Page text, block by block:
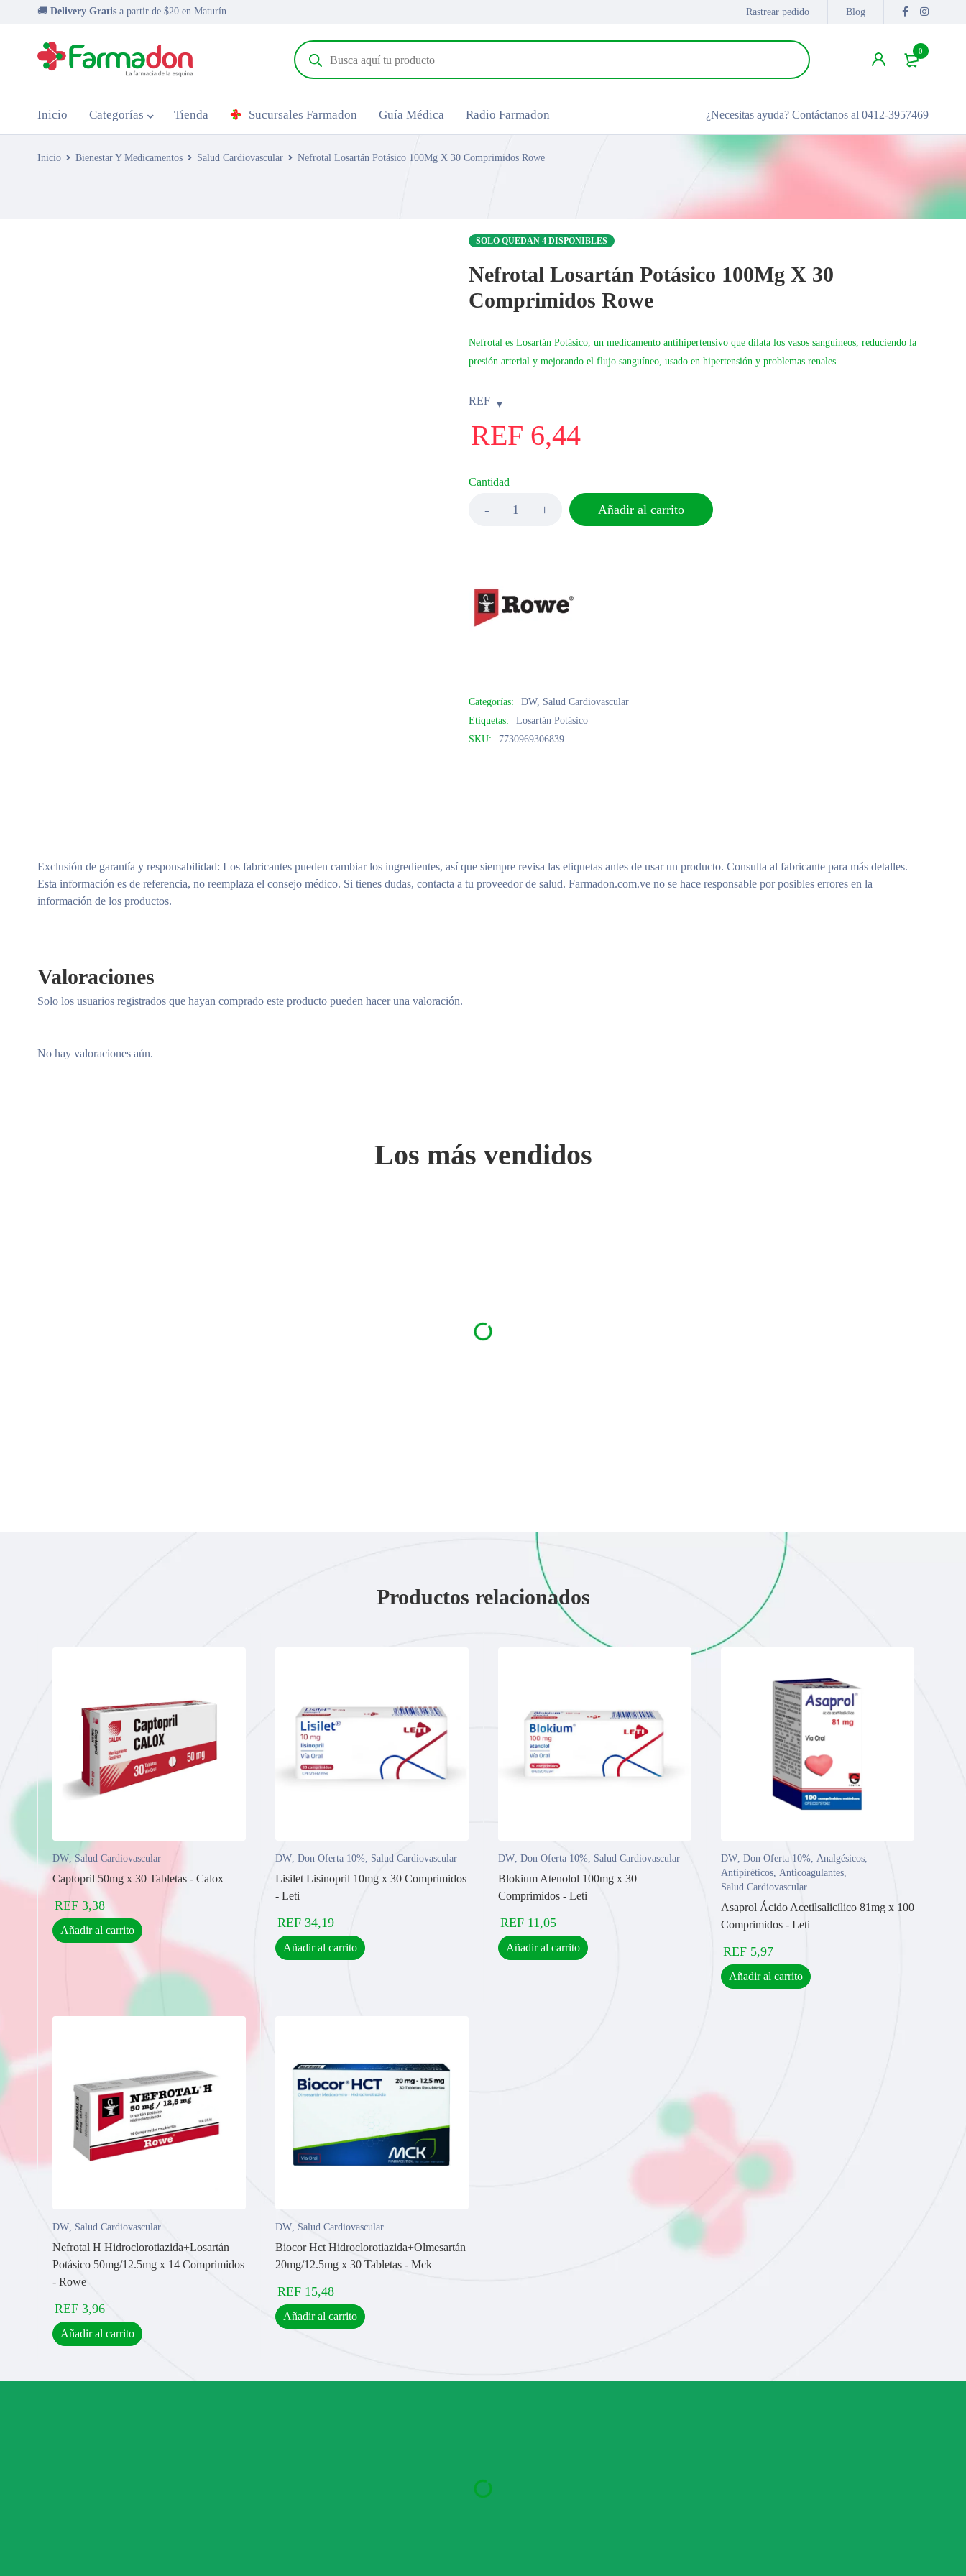
🚚 Delivery Gratis a partir de $20 en Maturín Rastrear pedido Blog
0
Inicio Categorías Tienda Sucursales Farmadon Guía Médica Radio Farmadon ¿Necesitas ayuda? Contáctanos al 0412-3957469
Inicio Bienestar Y Medicamentos Salud Cardiovascular Nefrotal Losartán Potásico 100Mg X 30 Comprimidos Rowe
SOLO QUEDAN 4 DISPONIBLES
Nefrotal Losartán Potásico 100Mg X 30
Comprimidos Rowe
Nefrotal es Losartán Potásico, un medicamento antihipertensivo que dilata los vasos sanguíneos, reduciendo la
presión arterial y mejorando el flujo sanguíneo, usado en hipertensión y problemas renales.
REF
REF 6,44
Cantidad
Añadir al carrito
Categorías: DW, Salud Cardiovascular
Etiquetas:
Losartán Potásico
SKU:
7730969306839
Exclusión de garantía y responsabilidad: Los fabricantes pueden cambiar los ingredientes, así que siempre revisa las etiquetas antes de usar un producto. Consulta al fabricante para más detalles.
Esta información es de referencia, no reemplaza el consejo médico. Si tienes dudas, contacta a tu proveedor de salud. Farmadon.com.ve no se hace responsable por posibles errores en la
información de los productos.
Valoraciones
No hay valoraciones aún.
Solo los usuarios registrados que hayan comprado este producto pueden hacer una valoración.
Los más vendidos
Productos relacionados
DW,Salud Cardiovascular
Captopril 50mg x 30 Tabletas - Calox
REF 3,38
Añadir al carrito
DW, Don Oferta 10%, Salud Cardiovascular
Lisilet Lisinopril 10mg x 30 Comprimidos
- Leti
REF 34,19
Añadir al carrito
DW, Don Oferta 10%, Salud Cardiovascular
Blokium Atenolol 100mg x 30
Comprimidos - Leti
REF 11,05
Añadir al carrito
DW, Don Oferta 10%, Analgésicos,
Antipiréticos, Anticoagulantes,
Salud Cardiovascular
Asaprol Ácido Acetilsalicílico 81mg x 100
Comprimidos - Leti
REF 5,97
Añadir al carrito
DW, Salud Cardiovascular
Nefrotal H Hidroclorotiazida+Losartán
Potásico 50mg/12.5mg x 14 Comprimidos
- Rowe
REF 3,96
Añadir al carrito
DW, Salud Cardiovascular
Biocor Hct Hidroclorotiazida+Olmesartán
20mg/12.5mg x 30 Tabletas - Mck
REF 15,48
Añadir al carrito